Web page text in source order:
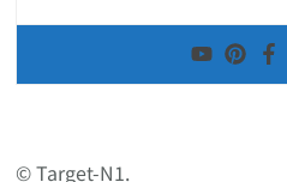
© Target-N1.